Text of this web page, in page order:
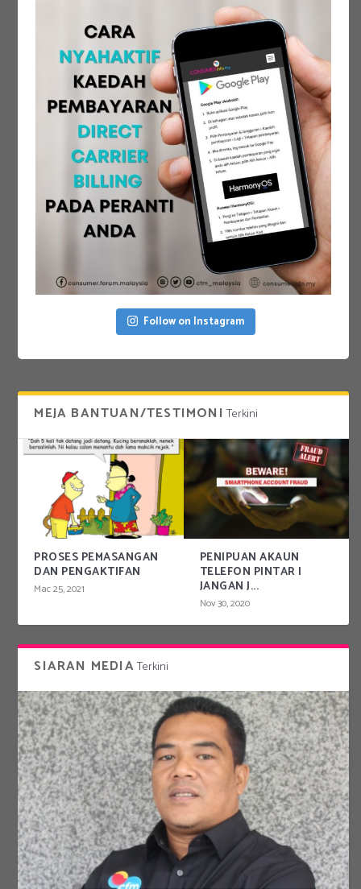
Follow on Instagram
MEJA BANTUAN/TESTIMONI Terkini
PROSES PEMASANGAN
DAN PENGAKTIFAN
Mac 25, 2021
PENIPUAN AKAUN
TELEFON PINTAR |
JANGAN J...
Nov 30, 2020
SIARAN MEDIATerkini